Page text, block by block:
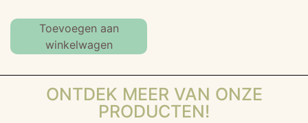
Toevoegen aan
winkelwagen
ONTDEK MEER VAN ONZE
PRODUCTEN!